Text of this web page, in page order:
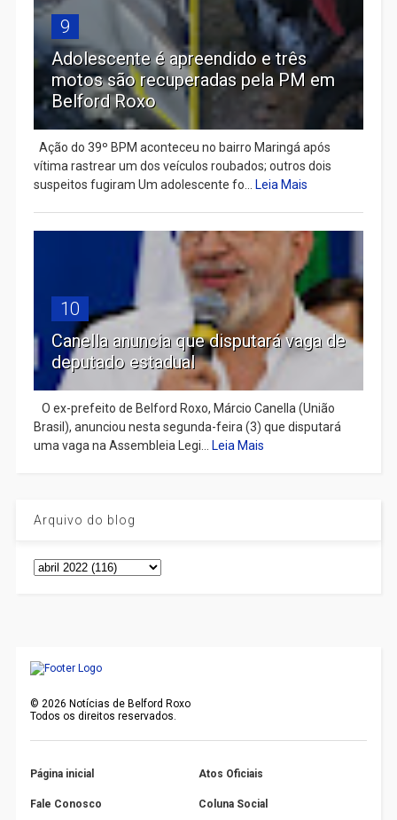
9
Adolescente é apreendido e três
motos são recuperadas pela PM em
Belford Roxo
Ação do 39º BPM aconteceu no bairro Maringá após
vítima rastrear um dos veículos roubados; outros dois
suspeitos fugiram Um adolescente fo... Leia Mais
10
Canella anuncia que disputará vaga de
deputado estadual
​ O ex-prefeito de Belford Roxo, Márcio Canella (União
Brasil), anunciou nesta segunda-feira (3) que disputará
uma vaga na Assembleia Legi... Leia Mais
Arquivo do blog
©2026 Notícias de Belford Roxo
Todos os direitos reservados.
Página inicial Atos Oficiais
Fale Conosco Coluna Social